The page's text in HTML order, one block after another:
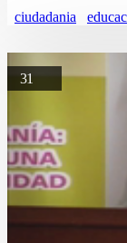
ciudadania
31